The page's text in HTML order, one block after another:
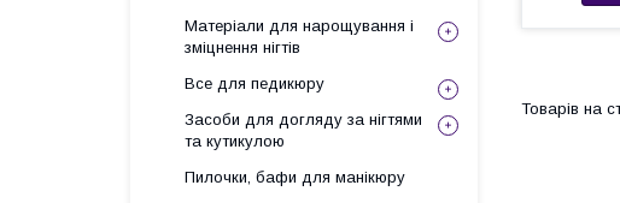
Матеріали для нарощування і
зміцнення нігтів
Все для педикюру
Засоби для догляду за нігтями
та кутикулою
Пилочки, бафи для манікюру